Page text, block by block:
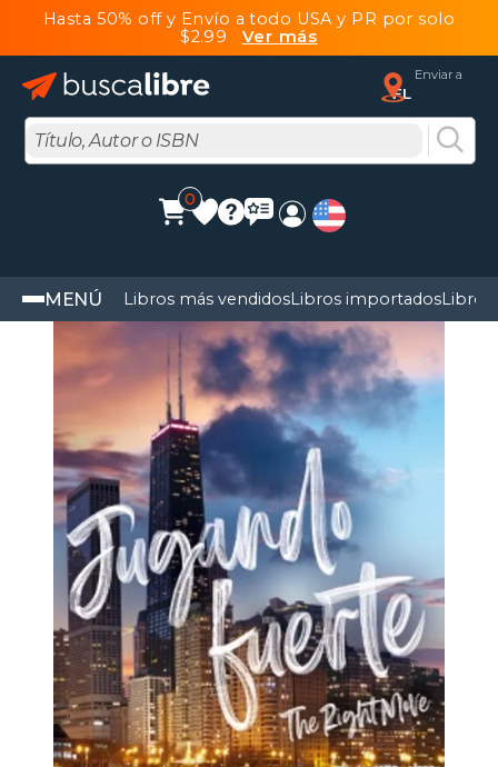
Hasta 50% off y Envío a todo USA y PR por solo
$2.99 Ver más
Enviar a
FL
0
MENÚ Libros más vendidosLibros importadosLibros